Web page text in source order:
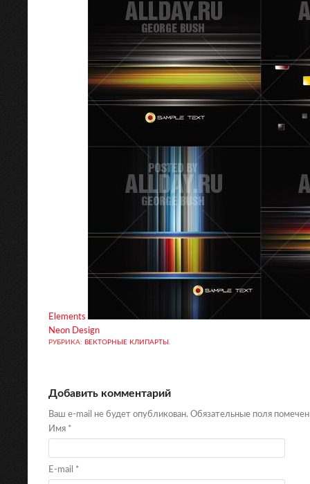
Elements
Neon Design
РУБРИКА: ВЕКТОРНЫЕ КЛИПАРТЫ
Добавить комментарий
Ваш e-mail не будет опубликован. Обязательные поля
Имя *
E-mail *